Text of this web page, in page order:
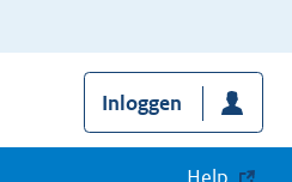
Inloggen